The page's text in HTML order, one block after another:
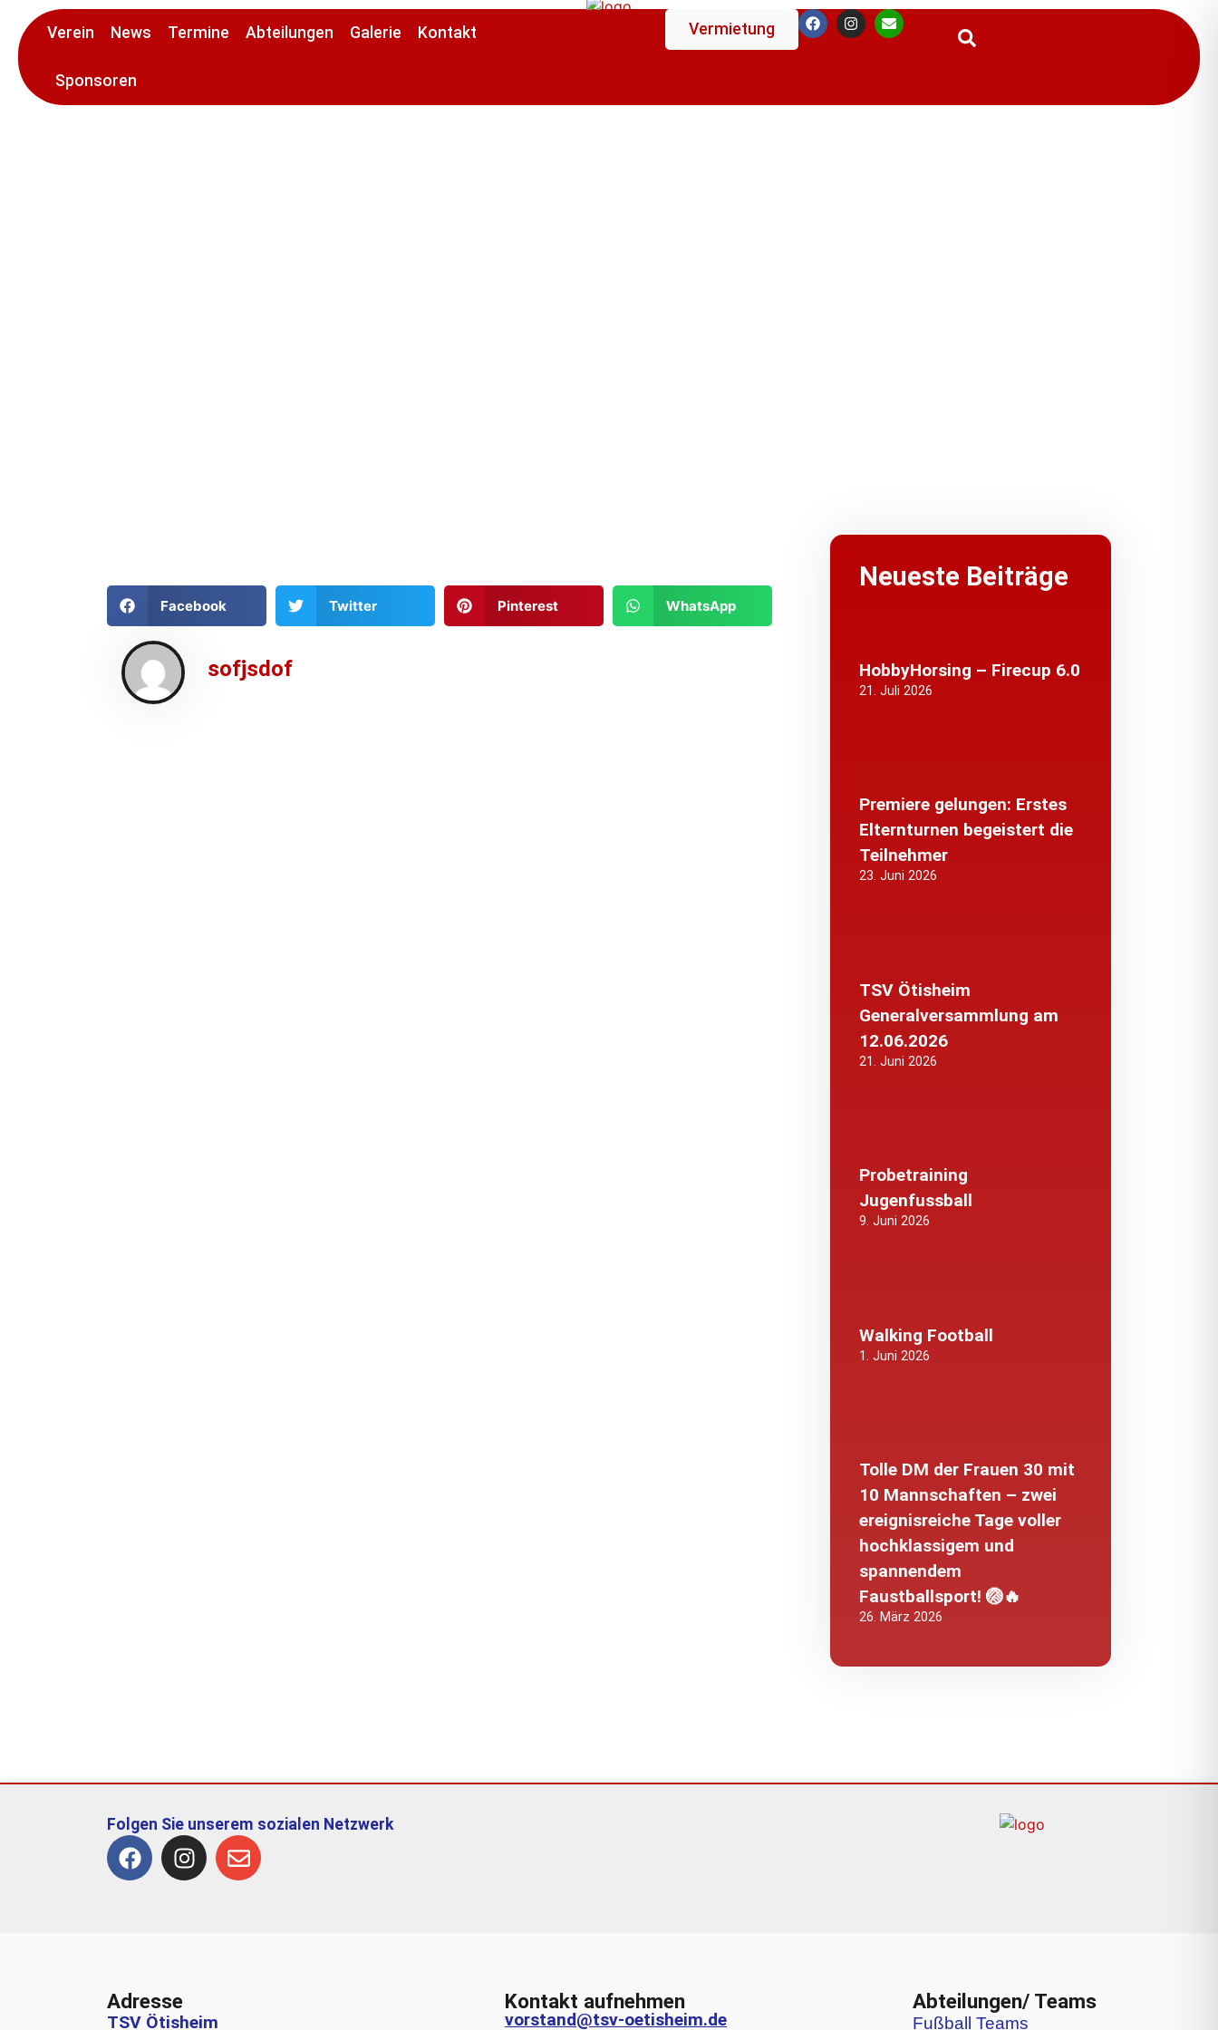
Verein News Termine Abteilungen Galerie Kontakt
Sponsoren
Suchen
Vermietung
Facebook Twitter Pinterest WhatsApp
sofjsdof
Neueste Beiträge
HobbyHorsing – Firecup 6.0
21. Juli 2026
Premiere gelungen: Erstes
Elternturnen begeistert die
Teilnehmer
23. Juni 2026
TSV Ötisheim
Generalversammlung am
12.06.2026
21. Juni 2026
Probetraining
Jugenfussball
9. Juni 2026
Walking Football
1. Juni 2026
Tolle DM der Frauen 30 mit
10 Mannschaften – zwei
ereignisreiche Tage voller
hochklassigem und
spannendem
Faustballsport! 🏐🔥
26. März 2026
Folgen Sie unserem sozialen Netzwerk
Adresse
TSV Ötisheim
Kontakt aufnehmen
vorstand@tsv-oetisheim.de
Abteilungen/ Teams
Fußball Teams